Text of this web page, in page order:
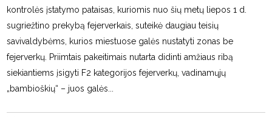
kontrolės įstatymo pataisas, kuriomis nuo šių metų liepos 1 d.
sugriežtino prekybą fejerverkais, suteikė daugiau teisių
savivaldybėms, kurios miestuose galės nustatyti zonas be
fejerverkų. Priimtais pakeitimais nutarta didinti amžiaus ribą
siekiantiems įsigyti F2 kategorijos fejerverkų, vadinamųjų
„bambioškių“ – juos galės